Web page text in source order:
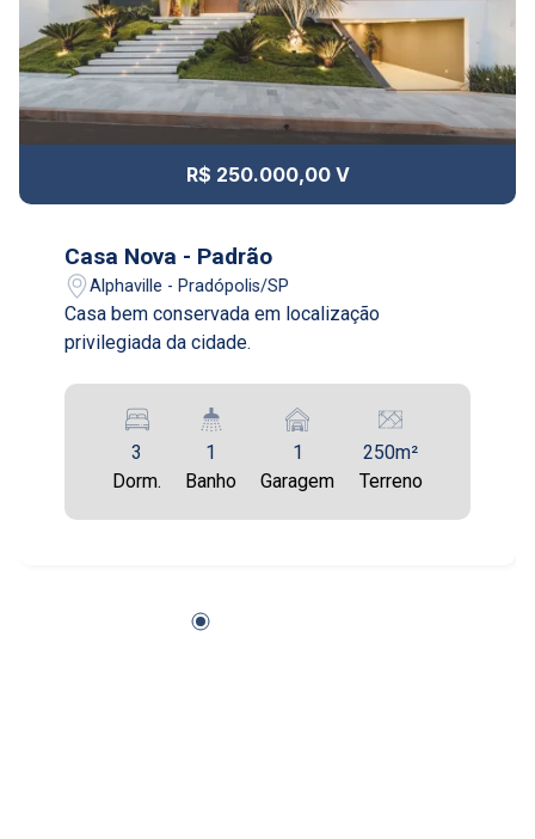
11
Aug/Tue
12
Aug/Wed
Aug/Thu
14
Aug/Fri
17
17:00 Continuar
R$ 250.000,00 V
Casa Nova - Padrão
Alphaville - Pradópolis/SP
Casa bem conservada em localização
privilegiada da cidade.
3
Dorm.
1
Banho
1
Garagem
250m²
Terreno